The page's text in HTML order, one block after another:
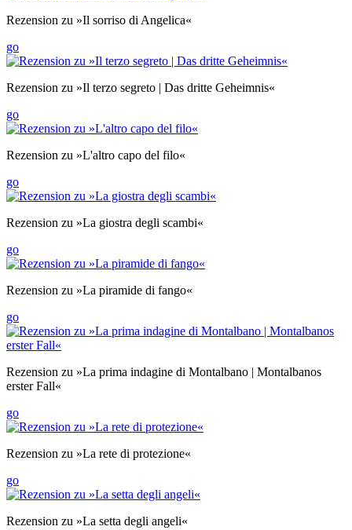
Rezension zu »Il sorriso di Angelica«
go
Rezension zu »Il terzo segreto | Das dritte Geheimnis«
go
Rezension zu »L'altro capo del filo«
go
Rezension zu »La giostra degli scambi«
go
Rezension zu »La piramide di fango«
go
Rezension zu »La prima indagine di Montalbano | Montalbanos
erster Fall«
go
Rezension zu »La rete di protezione«
go
Rezension zu »La setta degli angeli«